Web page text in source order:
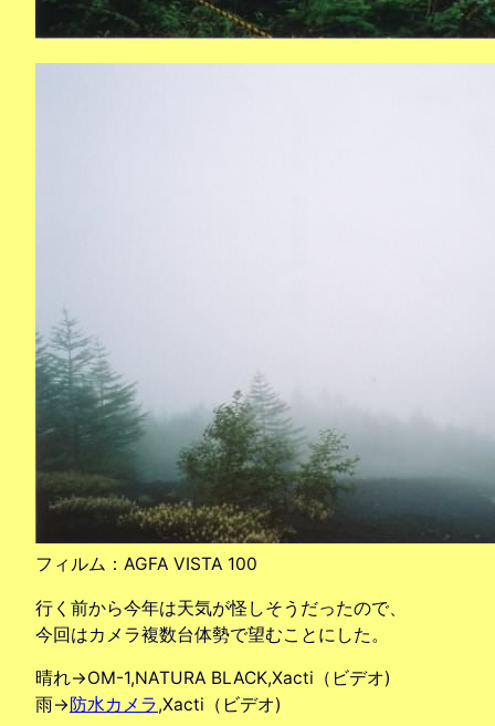
フィルム：AGFA VISTA 100
行く前から今年は天気が怪しそうだったので、
今回はカメラ複数台体勢で望むことにした。
晴れ→OM-1,NATURA BLACK,Xacti（ビデオ)
雨→ 防水カメラ,Xacti（ビデオ)